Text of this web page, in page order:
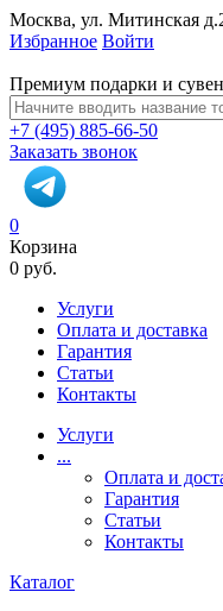
Москва, ул. Митинская
Избранное Войти
Премиум подарки и
+7 (495) 885-66-50
Заказать звонок
0
Корзина
0 руб.
Услуги
Оплата и доставка
Гарантия
Статьи
Контакты
Услуги
...
Оплата и
Гарантия
Статьи
Контакты
Каталог